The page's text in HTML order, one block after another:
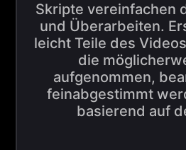
Skripte vereinfachen
und Überarbeiten.
leicht Teile des
die
aufgenommen,
feinabgestimmt
basierend auf